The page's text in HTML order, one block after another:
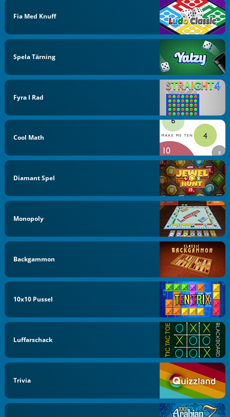
Fia Med Knuff
Spela Tärning
Fyra I Rad
Cool Math
Diamant Spel
Monopoly
Backgammon
10x10 Pussel
Luffarschack
Trivia